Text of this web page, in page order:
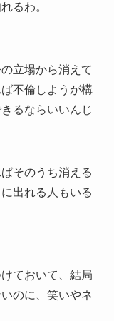
るわ。
立場から消えて
不倫しようが構
るならいいんじ
そのうち消える
出れる人もいる
ておいて、結局
のに、笑いやネ